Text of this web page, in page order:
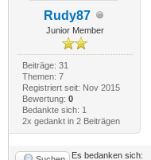
Rudy87
Junior Member
Beiträge: 31
Themen: 7
Registriert seit: Nov 2015
Bewertung: 0
Bedankte sich: 1
2x gedankt in 2 Beiträgen
Es bedanken sich: